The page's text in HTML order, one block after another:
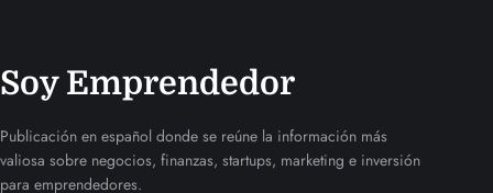
Soy Emprendedor
Publicación en español donde se reúne la información más
valiosa sobre negocios, finanzas, startups, marketing e inversión
para emprendedores.